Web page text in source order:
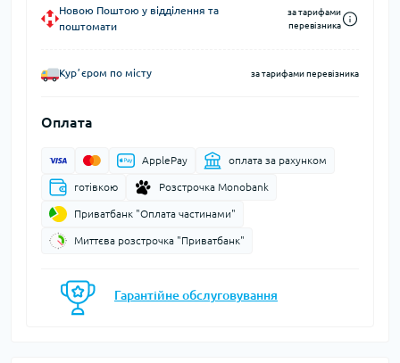
Новою Поштою у відділення та
поштомати
за тарифами
перевізника
Курʼєром по місту за тарифами перевізника
Оплата
ApplePay оплата за рахунком
готівкою Розстрочка Monobank
Приватбанк "Оплата частинами"
Миттєва розстрочка "Приватбанк"
Гарантійне обслуговування